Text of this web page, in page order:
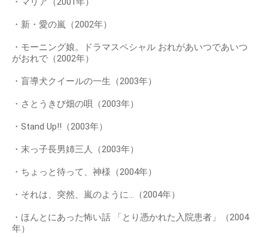
・新・愛の嵐（2002年）
・モーニング娘。ドラマスペシャル おれがあいつであいつ
がおれで（2002年）
・盲導犬クイールの一生（2003年）
・さとうきび畑の唄（2003年）
・Stand Up!!（2003年）
・末っ子長男姉三人（2003年）
・ちょっと待って、神様（2004年）
・それは、突然、嵐のように…（2004年）
・ほんとにあった怖い話 「とり憑かれた入院患者」（2004
年）